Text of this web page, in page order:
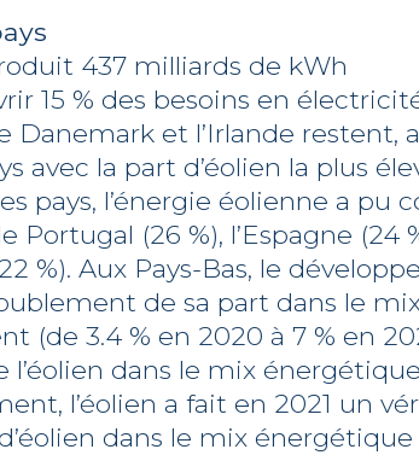
437 milliards de kWh
15 % des besoins en
Danemark et l’Irlande restent,
avec la part d’éolien la plus
pays, l’énergie éolienne a pu
(26 %), l’Espagne (24
%). Aux Pays-Bas, le
de sa part dans le
(de 3.4 % en 2020 à 7 % en
dans le mix
l’éolien a fait en 2021 un
dans le mix énergétique